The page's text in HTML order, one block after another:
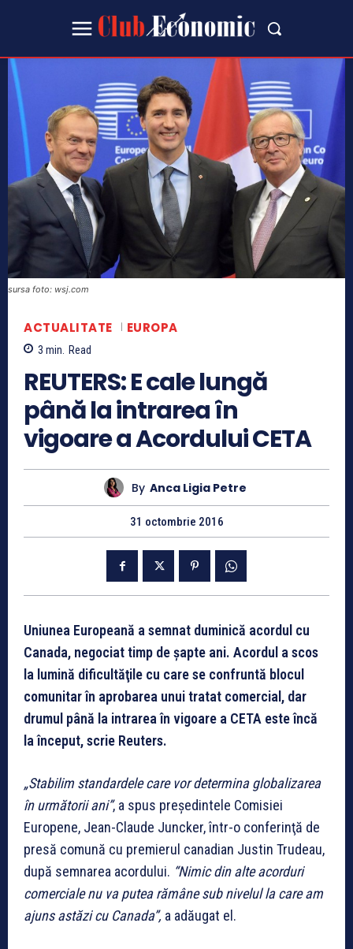
sursa foto: wsj.com
ACTUALITATE EUROPA
3 min. Read
REUTERS: E cale lungă
până la intrarea în
vigoare a Acordului CETA
By Anca Ligia Petre
31 octombrie 2016
Uniunea Europeană a semnat duminică acordul cu
Canada, negociat timp de şapte ani. Acordul a scos
la lumină dificultăţile cu care se confruntă blocul
comunitar în aprobarea unui tratat comercial, dar
drumul până la intrarea în vigoare a CETA este încă
la început, scrie Reuters.
„Stabilim standardele care vor determina globalizarea
în următorii ani”, a spus preşedintele Comisiei
Europene, Jean-Claude Juncker, într-o conferinţă de
presă comună cu premierul canadian Justin Trudeau,
după semnarea acordului. “Nimic din alte acorduri
comerciale nu va putea rămâne sub nivelul la care am
ajuns astăzi cu Canada”, a adăugat el.